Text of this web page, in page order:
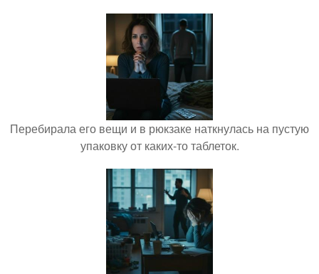
Перебирала его вещи и в рюкзаке наткнулась на пустую
упаковку от каких-то таблеток.